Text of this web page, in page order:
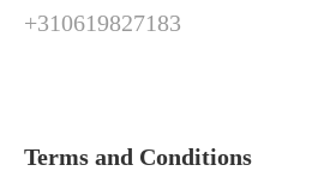
+310619827183
Terms and Conditions